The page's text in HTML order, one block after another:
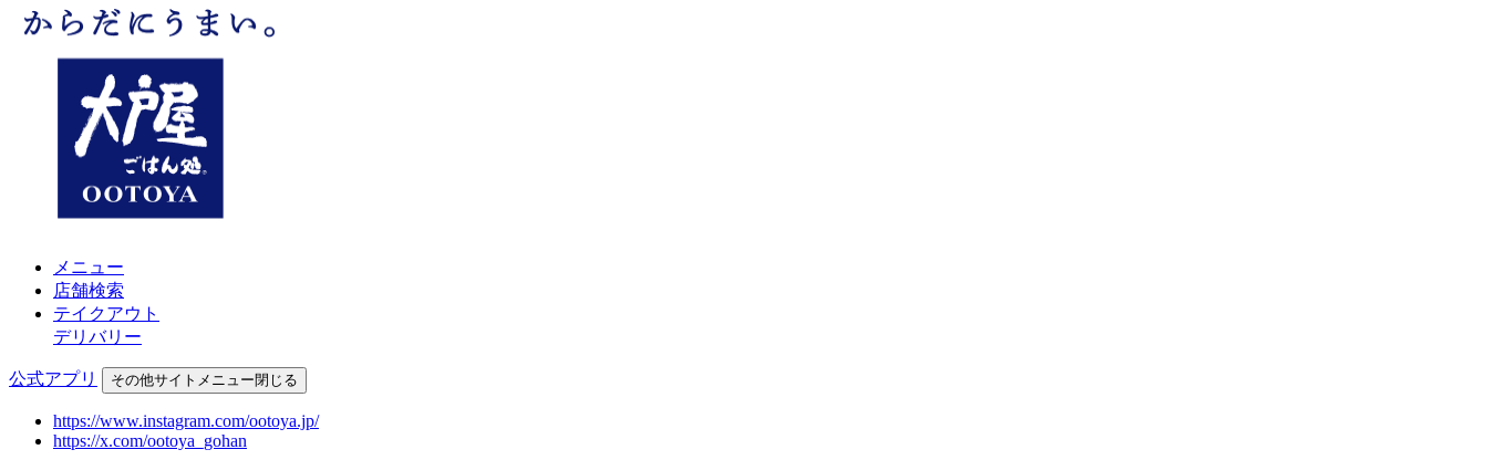
メニュー
店舗検索
テイクアウト
デリバリー
公式アプリ その他サイトメニュー閉じる
https://www.instagram.com/ootoya.jp/
https://x.com/ootoya_gohan